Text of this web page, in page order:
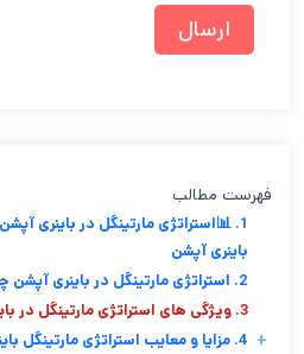
فهرست مطالب
1. 📊استراتژی مارتینگل در باینری
باینری آپشن
2. استراتژی مارتینگل در باینری آپشن چیست؟!
3. ویژگی های استراتژی مارتینگل در باینری آپشن
4. مزایا و معایب استراتژی مارتینگل باینری آپشن +